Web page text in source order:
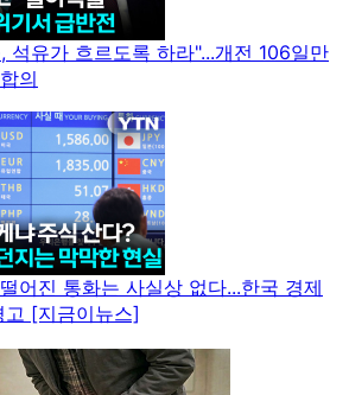
석유가 흐르도록 하라"...개전 106일만
의
어진 통화는 사실상 없다...한국 경제
[지금이뉴스]